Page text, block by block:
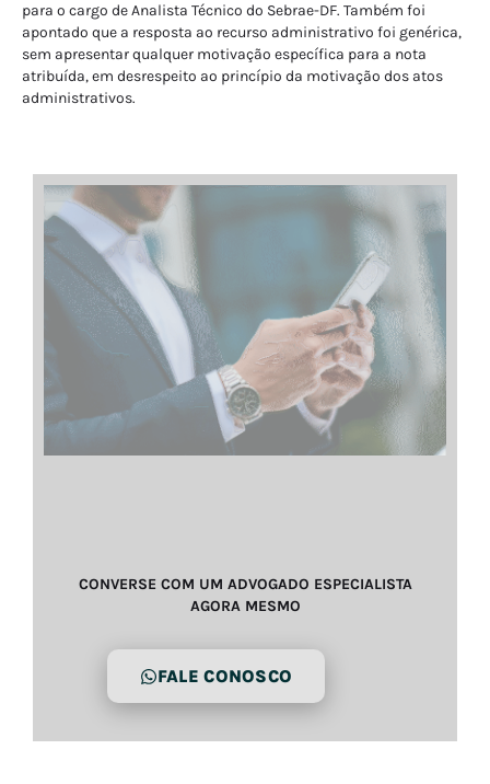
para o cargo de Analista Técnico do Sebrae-DF. Também foi
apontado que a resposta ao recurso administrativo foi genérica,
sem apresentar qualquer motivação específica para a nota
atribuída, em desrespeito ao princípio da motivação dos atos
administrativos.
CONVERSE COM UM ADVOGADO ESPECIALISTA
AGORA MESMO
FALE CONOSCO